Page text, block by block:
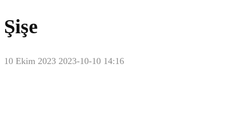
Şişe
10 Ekim 2023 2023-10-10 14:16